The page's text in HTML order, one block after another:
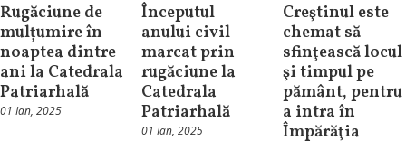
Rugăciune de
mulțumire în
noaptea dintre
ani la Catedrala
Patriarhală
01 Ian, 2025
Începutul
anului civil
marcat prin
rugăciune la
Catedrala
Patriarhală
01 Ian, 2025
Creştinul este
chemat să
sfinţească locul
şi timpul pe
pământ, pentru
a intra în
Împărăţia